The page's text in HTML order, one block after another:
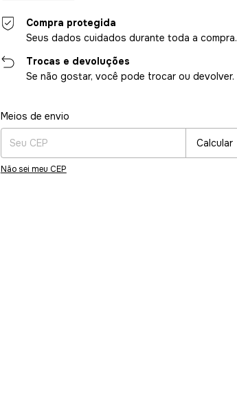
Compra protegida
Seus dados cuidados durante toda a compra.
Trocas e devoluções
Se não gostar, você pode trocar ou devolver.
Entregas para o CEP:
Meios de envio
Calcular
Não sei meu CEP